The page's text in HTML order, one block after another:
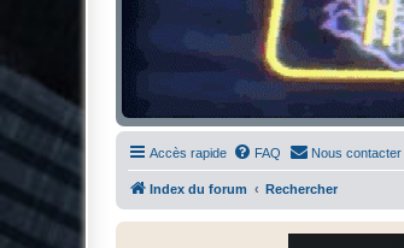
Accès rapide FAQ Nous contacter
Index du forum Rechercher